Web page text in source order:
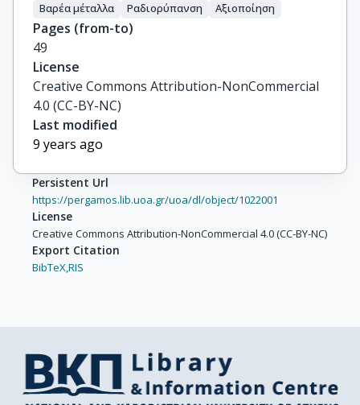
Βαρέα μέταλλα Ραδιορύπανση Αξιοποίηση
Pages (from-to)
49
License
Creative Commons Attribution-NonCommercial
4.0 (CC-BY-NC)
Last modified
9 years ago
Persistent Url
https://pergamos.lib.uoa.gr/uoa/dl/object/1022001
License
Creative Commons Attribution-NonCommercial 4.0 (CC-BY-NC)
Export Citation
BibTeX,RIS